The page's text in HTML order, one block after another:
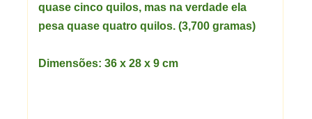
quase cinco quilos, mas na verdade ela
pesa quase quatro quilos. (3,700 gramas)
Dimensões: 36 x 28 x 9 cm